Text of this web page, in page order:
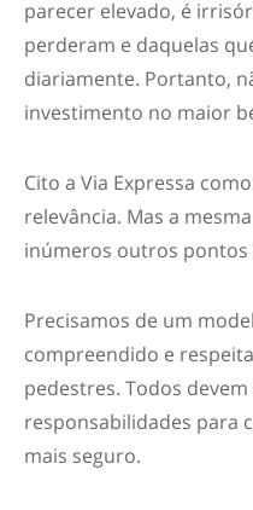
parecer elevado, é
perderam e daquelas
diariamente. Portanto,
investimento no maior
Cito a Via Expressa
relevância. Mas a
inúmeros outros pontos
Precisamos de um
compreendido e
pedestres. Todos
responsabilidades para
mais seguro.